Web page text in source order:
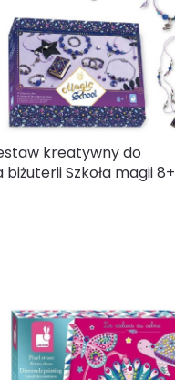
kreatywny do
Szkoła magii 8+